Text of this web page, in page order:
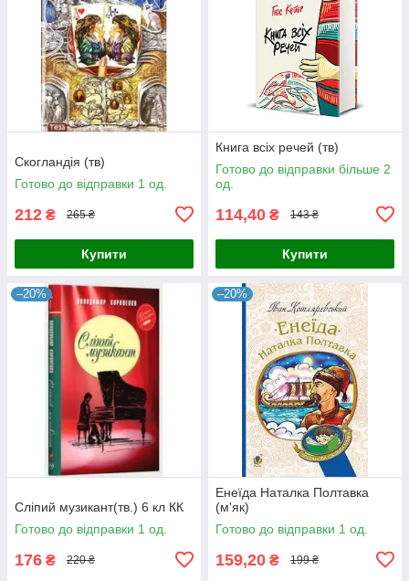
Скогландія (тв)
Готово до відправки 1 од.
212 ₴ 265 ₴
Купити
Книга всіх речей (тв)
Готово до відправки більше 2
од.
114,40 ₴ 143 ₴
Купити
–20%
Сліпий музикант(тв.) 6 кл КК
Готово до відправки 1 од.
176 ₴ 220 ₴
–20%
Енеїда Наталка Полтавка
(м'як)
Готово до відправки 1 од.
159,20 ₴ 199 ₴